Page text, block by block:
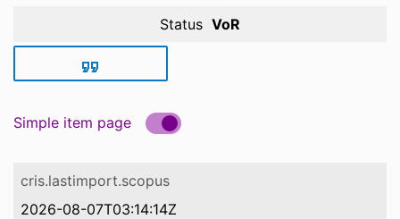
Status VoR
Simple item page
cris.lastimport.scopus
2026-08-07T03:14:14Z